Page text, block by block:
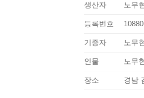
생산자 노무
등록번호 10880
기증자 노무
인물 노무
장소 경남